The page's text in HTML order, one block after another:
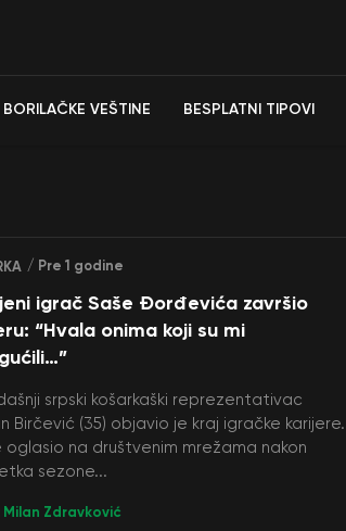
BORILAČKE VEŠTINE BESPLATNI TIPOVI
/ Pre 1 godine
igrač Saše Đorđevića završio
“Hvala onima koji su mi
srpski košarkaški reprezentativac
Birčević (35) objavio je kraj igračke karijere.
oglasio na društvenim mrežama nakon
sezone...
Milan Zdravković